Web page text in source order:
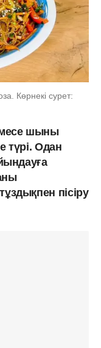
Көрнекі сурет:
шыны
түрі. Одан
пісіру